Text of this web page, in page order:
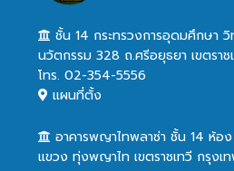
ชั้น 14 กระทรวงการอุดมศึกษา
นวัตกรรม 328 ถ.ศรีอยุธยา เขตรา
โทร. 02-354-5556
แผนที่ตั้ง
อาคารพญาไทพลาซ่า ชั้น 14 ห้อ
แขวง ทุ่งพญาไท เขตราชเทวี กรุงเ